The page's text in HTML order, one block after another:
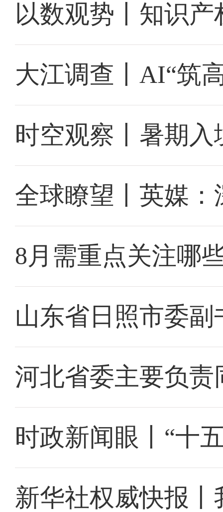
以数观势丨知识
大江调查丨AI“筑
时空观察丨暑期入
全球瞭望丨英媒
8月需重点关注哪
山东省日照市委
河北省委主要负
时政新闻眼丨“十
新华社权威快报